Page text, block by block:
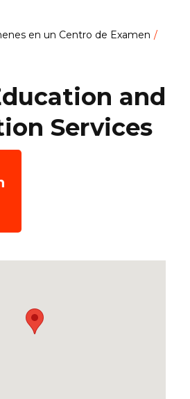
en un Centro de Examen
and
Services